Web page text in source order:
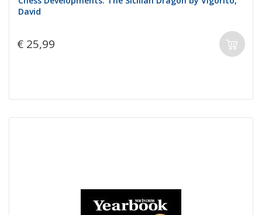
David
€ 25,99